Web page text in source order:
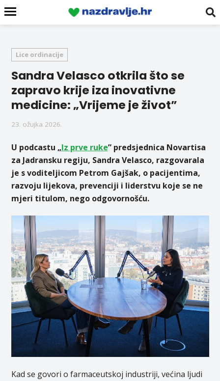
Lice ordinacije
Sandra Velasco otkrila što se
zapravo krije iza inovativne
medicine: „Vrijeme je život”
23. ožujka 2026.
U podcastu „Iz prve ruke” predsjednica Novartisa
za Jadransku regiju, Sandra Velasco, razgovarala
je s voditeljicom Petrom Gajšak, o pacijentima,
razvoju lijekova, prevenciji i liderstvu koje se ne
mjeri titulom, nego odgovornošću.
Kad se govori o farmaceutskoj industriji, većina ljudi